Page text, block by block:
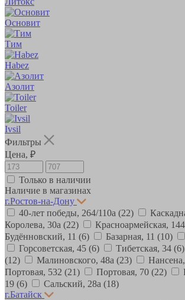
Основит
Тим
Habez
Азолит
Toiler
Ivsil
Фильтры
Цена, ₽
Только в наличии
Наличие в магазинах
г.Ростов-на-Дону
40-лет победы, 264/110а (22)
Королева, 30а (22) Красноармейская, 144
Будённовский, 11 (6) Базарная, 11 (10)
Горсоветская, 45 (6) Тибетская, 34 (6)
(12)
Малиновского, 48а (23)
Портовая, 532 (21) Портовая, 70 (22)
19 (6) Сальский, 28a (18)
г.Батайск